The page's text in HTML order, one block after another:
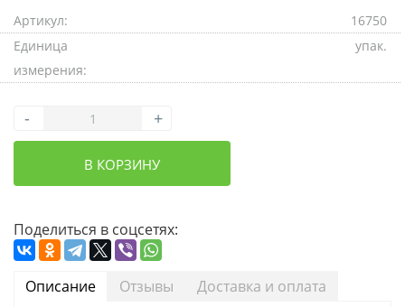
Артикул:
16750
Единица
измерения:
упак.
- +
В КОРЗИНУ
Поделиться в соцсетях:
Описание Отзывы Доставка и оплата